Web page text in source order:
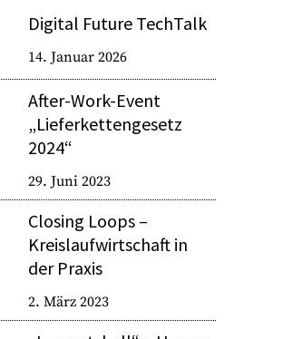
Digital Future TechTalk
14. Januar 2026
After-Work-Event
„Lieferkettengesetz
2024“
29. Juni 2023
Closing Loops –
Kreislaufwirtschaft in
der Praxis
2. März 2023